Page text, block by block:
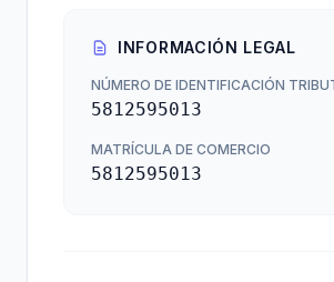
INFORMACIÓN LEGAL
NÚMERO DE IDENTIFICACIÓN
5812595013
MATRÍCULA DE COMERCIO
5812595013